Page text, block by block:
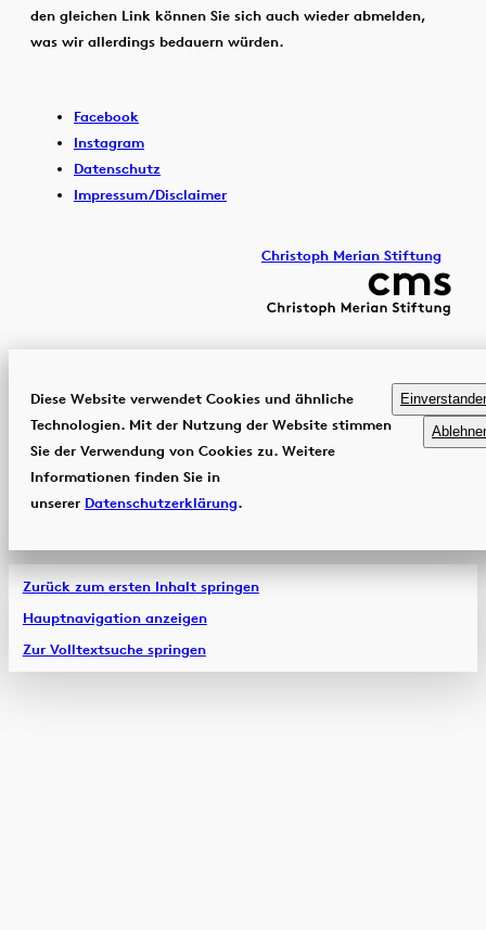
den gleichen Link können Sie sich auch wieder abmelden,
was wir allerdings bedauern würden.
Facebook
Instagram
Datenschutz
Impressum/Disclaimer
Christoph Merian Stiftung
Diese Website verwendet Cookies und ähnliche
Technologien. Mit der Nutzung der Website stimmen
Sie der Verwendung von Cookies zu. Weitere
Informationen finden Sie in
unserer Datenschutzerklärung.
Zurück zum ersten Inhalt springen
Hauptnavigation anzeigen
Zur Volltextsuche springen